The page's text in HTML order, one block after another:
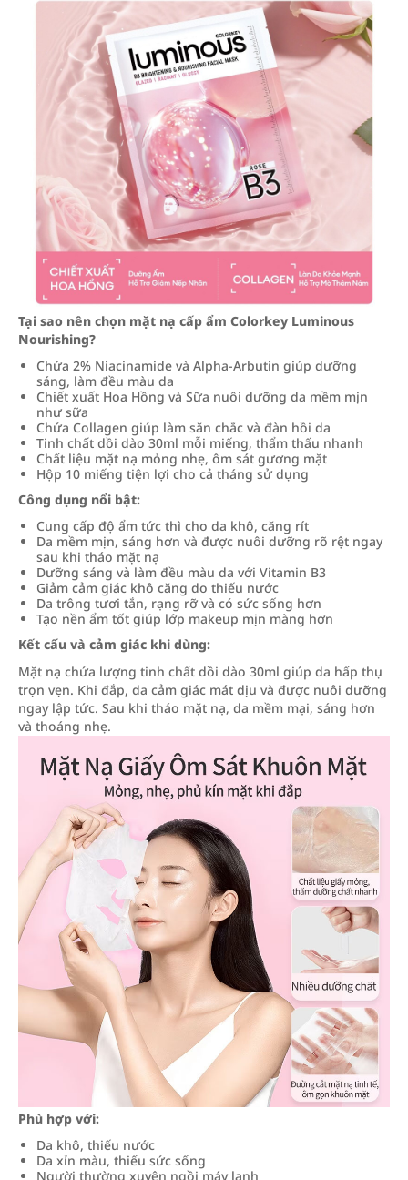
Tại sao nên chọn mặt nạ cấp ẩm Colorkey Luminous
Nourishing?
Chứa 2% Niacinamide và Alpha-Arbutin giúp dưỡng
sáng, làm đều màu da
Chiết xuất Hoa Hồng và Sữa nuôi dưỡng da mềm mịn
như sữa
Chứa Collagen giúp làm săn chắc và đàn hồi da
Tinh chất dồi dào 30ml mỗi miếng, thẩm thấu nhanh
Chất liệu mặt nạ mỏng nhẹ, ôm sát gương mặt
Hộp 10 miếng tiện lợi cho cả tháng sử dụng
Công dụng nổi bật:
Cung cấp độ ẩm tức thì cho da khô, căng rít
Da mềm mịn, sáng hơn và được nuôi dưỡng rõ rệt ngay
sau khi tháo mặt nạ
Dưỡng sáng và làm đều màu da với Vitamin B3
Giảm cảm giác khô căng do thiếu nước
Da trông tươi tắn, rạng rỡ và có sức sống hơn
Tạo nền ẩm tốt giúp lớp makeup mịn màng hơn
Kết cấu và cảm giác khi dùng:
Mặt nạ chứa lượng tinh chất dồi dào 30ml giúp da hấp thụ
trọn vẹn. Khi đắp, da cảm giác mát dịu và được nuôi dưỡng
ngay lập tức. Sau khi tháo mặt nạ, da mềm mại, sáng hơn
và thoáng nhẹ.
Phù hợp với:
Da khô, thiếu nước
Da xỉn màu, thiếu sức sống
Người thường xuyên ngồi máy lạnh